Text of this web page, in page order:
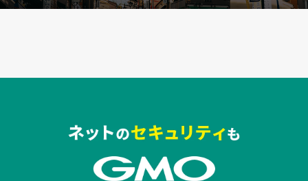
セキュリティキャンペーンでのバナー